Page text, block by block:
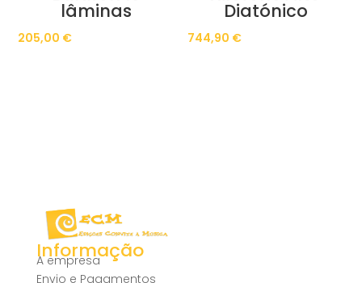
lâminas
205,00 €
Diatónico
744,90 €
Informação
A empresa
Envio e Pagamentos